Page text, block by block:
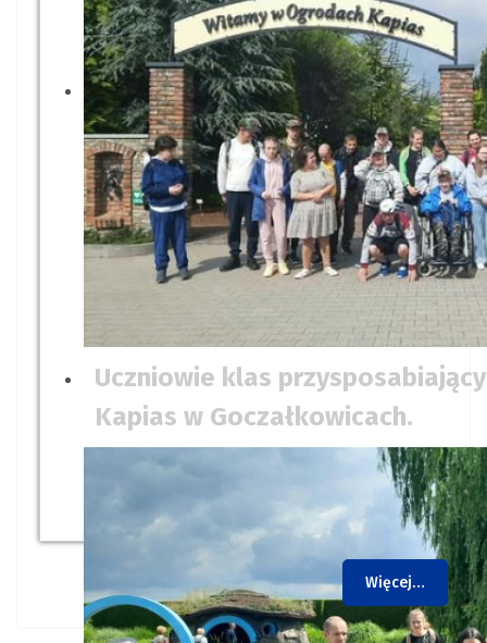
Uczniowie klas młodszych
temat bezpiecznego
Uczniowie klas
Kapias w Goczałkowicach.
Więcej…